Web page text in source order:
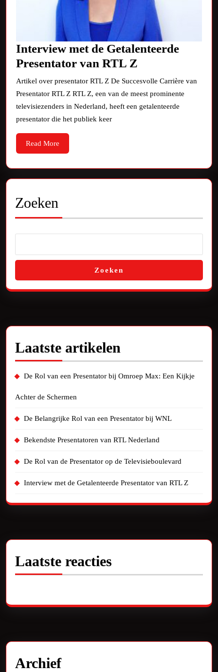
Interview met de Getalenteerde
Presentator van RTL Z
met
de
Getalenteerde
Z
Artikel over presentator RTL Z De Succesvolle Carrière van
Presentator RTL Z RTL Z, een van de meest prominente
televisiezenders in Nederland, heeft een getalenteerde
presentator die het publiek keer
Read More
More
Zoeken
Zoeken
Laatste artikelen
De Rol van een Presentator bij Omroep Max: Een Kijkje
Achter de Schermen
De Belangrijke Rol van een Presentator bij WNL
Bekendste Presentatoren van RTL Nederland
De Rol van de Presentator op de Televisieboulevard
Interview met de Getalenteerde Presentator van RTL Z
Laatste reacties
Archief